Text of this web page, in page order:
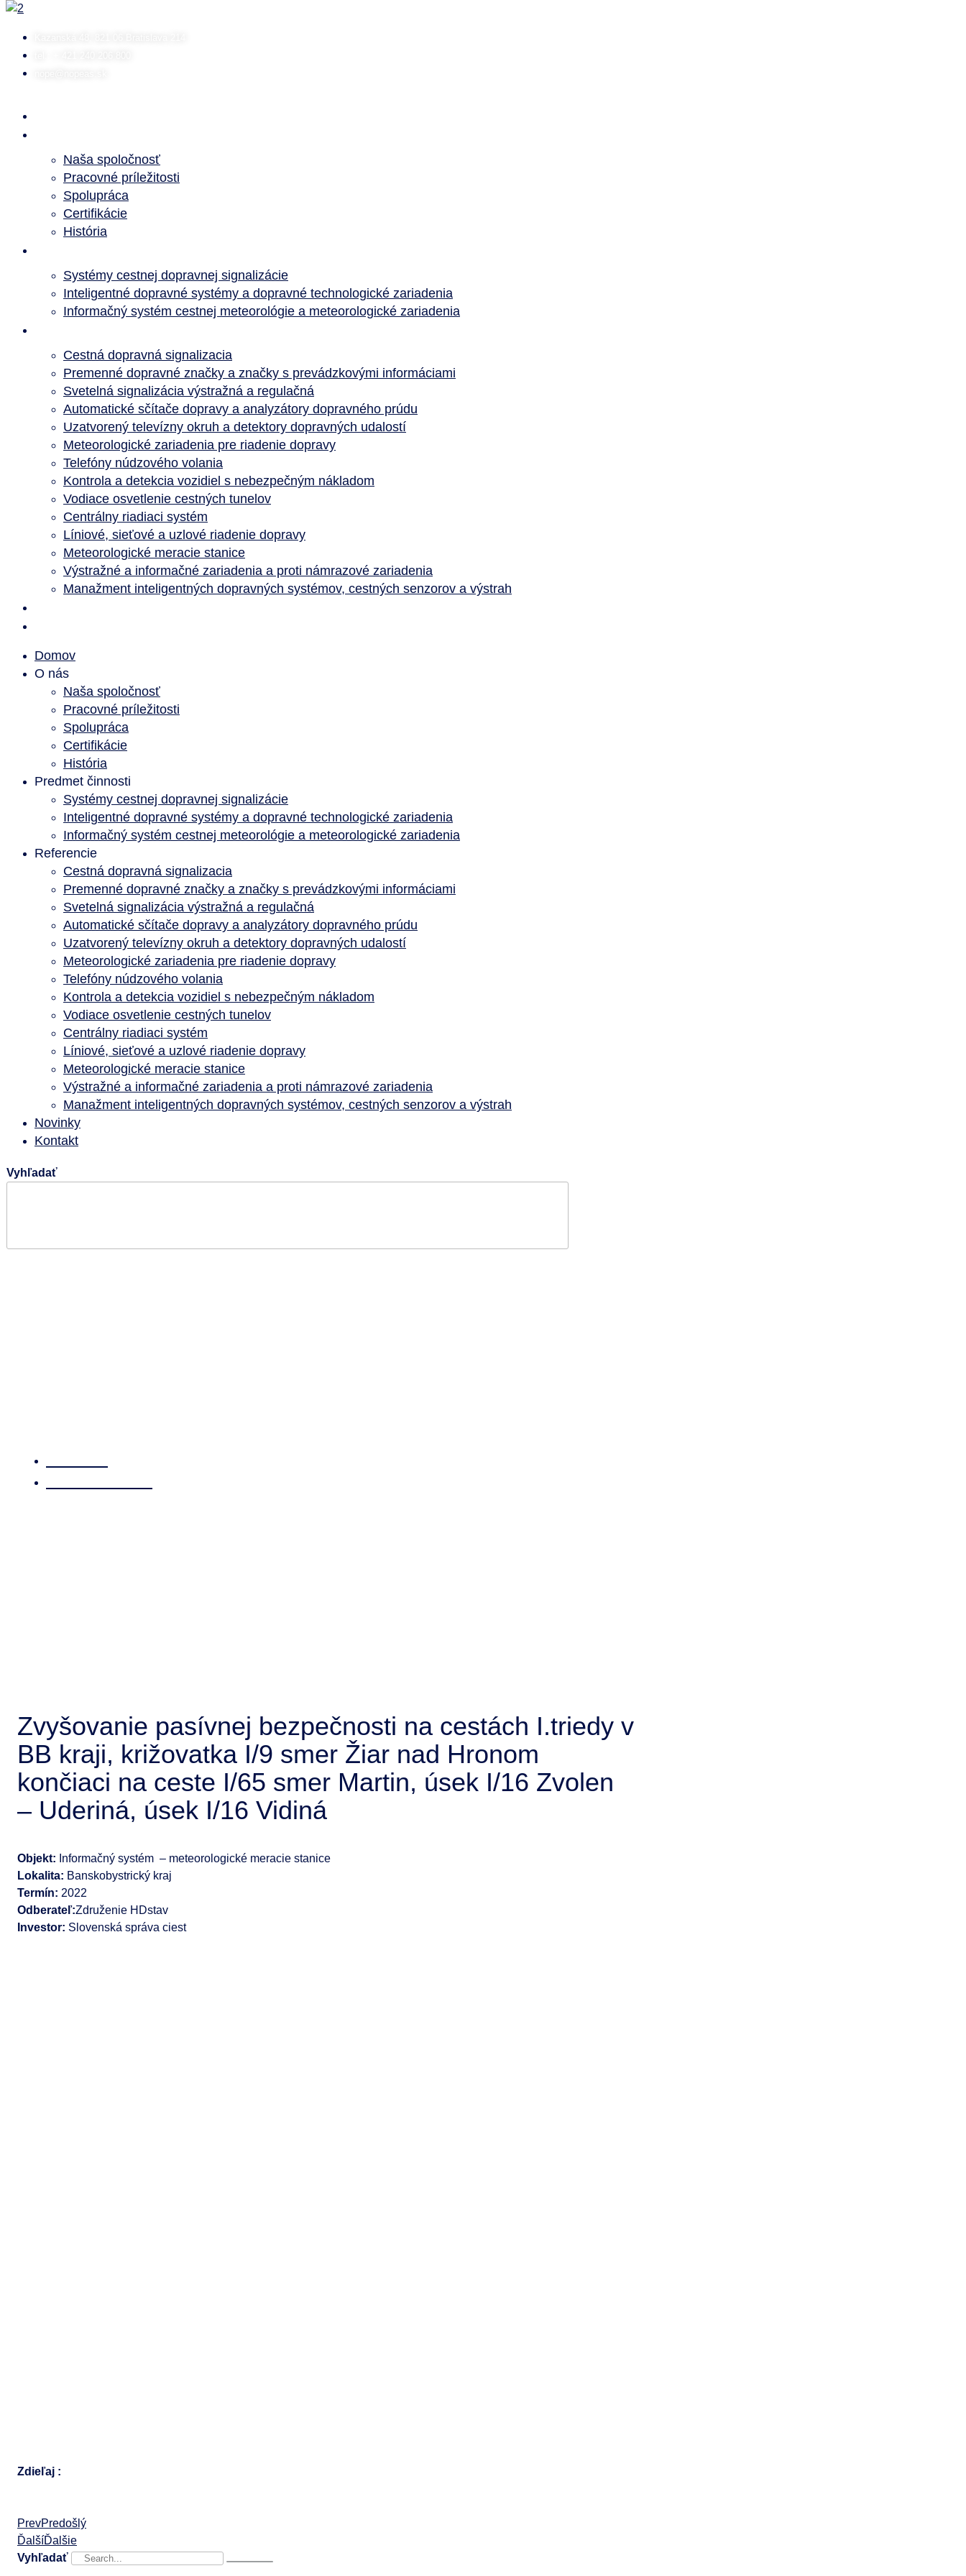
Preskočiť
obsah
Naša spoločnosť
Pracovné príležitosti
Spolupráca
Certifikácie
História
Systémy cestnej dopravnej signalizácie
Inteligentné dopravné systémy a dopravné technologické zariadenia
Informačný systém cestnej meteorológie a meteorologické zariadenia
Cestná dopravná signalizacia
Premenné dopravné značky a značky s prevádzkovými informáciami
Svetelná signalizácia výstražná a regulačná
Automatické sčítače dopravy a analyzátory dopravného prúdu
Uzatvorený televízny okruh a detektory dopravných udalostí
Meteorologické zariadenia pre riadenie dopravy
Telefóny núdzového volania
Kontrola a detekcia vozidiel s nebezpečným nákladom
Vodiace osvetlenie cestných tunelov
Centrálny riadiaci systém
Líniové, sieťové a uzlové riadenie dopravy
Meteorologické meracie stanice
Výstražné a informačné zariadenia a proti námrazové zariadenia
Manažment inteligentných dopravných systémov, cestných senzorov a výstrah
Domov
O nás
Naša spoločnosť
Pracovné príležitosti
Spolupráca
Certifikácie
História
Predmet činnosti
Systémy cestnej dopravnej signalizácie
Inteligentné dopravné systémy a dopravné technologické zariadenia
Informačný systém cestnej meteorológie a meteorologické zariadenia
Referencie
Cestná dopravná signalizacia
Premenné dopravné značky a značky s prevádzkovými informáciami
Svetelná signalizácia výstražná a regulačná
Automatické sčítače dopravy a analyzátory dopravného prúdu
Uzatvorený televízny okruh a detektory dopravných udalostí
Meteorologické zariadenia pre riadenie dopravy
Telefóny núdzového volania
Kontrola a detekcia vozidiel s nebezpečným nákladom
Vodiace osvetlenie cestných tunelov
Centrálny riadiaci systém
Líniové, sieťové a uzlové riadenie dopravy
Meteorologické meracie stanice
Výstražné a informačné zariadenia a proti námrazové zariadenia
Manažment inteligentných dopravných systémov, cestných senzorov a výstrah
Novinky
Kontakt
Vyhľadať
Zvyšovanie pasívnej bezpečnosti na cestách I.triedy v
BB kraji, križovatka I/9 smer Žiar nad Hronom
končiaci na ceste I/65 smer Martin, úsek I/16 Zvolen
– Uderiná, úsek I/16 Vidiná
Objekt: Informačný systém – meteorologické meracie stanice
Lokalita: Banskobystrický kraj
Termín: 2022
Odberateľ:Združenie HDstav
Investor: Slovenská správa ciest
Zdieľaj :
PrevPredošlý
ĎalšíĎalšie
Vyhľadať